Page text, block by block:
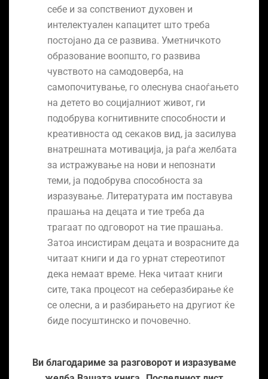
себе и за сопствениот духовен и
интелектуален капацитет што треба
постојано да се развива. Уметничкото
образование воопшто, го развива
чувството на самодоверба, на
самопочитување, го олеснува снаоѓањето
на детето во социјалниот живот, ги
подобрува когнитивните способности и
креативноста од секаков вид, ја засилува
внатрешната мотивација, ја раѓа желбата
за истражување на нови и непознати
теми, ја подобрува способноста за
изразување. Литературата им поставува
прашања на децата и тие треба да
трагаат по одговорот на тие прашања.
Затоа инсистирам децата и возрасните да
читаат книги и да го урнат стереотипот
дека немаат време. Нека читаат книги
сите, така процесот на себеразбирање ќе
се олесни, а и разбирањето на другиот ќе
биде посуштинско и почовечно.
Ви благодариме за разговорот и изразуваме